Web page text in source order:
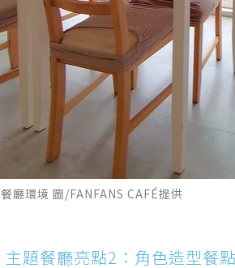
廳環境 圖/FANFANS CAFÉ提供
主題餐廳亮點2：角色造型餐